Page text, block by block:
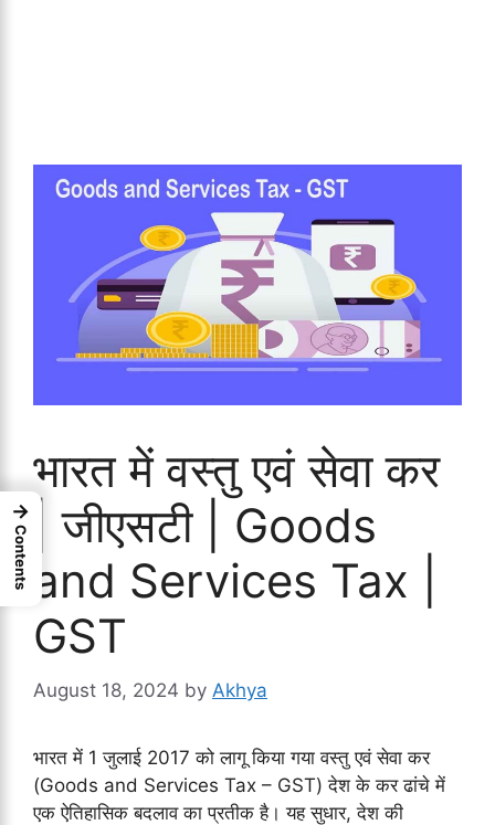
भारत में वस्तु एवं सेवा कर
| जीएसटी | Goods
and Services Tax |
GST
August 18, 2024 by Akhya
भारत में 1 जुलाई 2017 को लागू किया गया वस्तु एवं सेवा कर
(Goods and Services Tax – GST) देश के कर ढांचे में
एक ऐतिहासिक बदलाव का प्रतीक है। यह सुधार, देश की
→
Contents